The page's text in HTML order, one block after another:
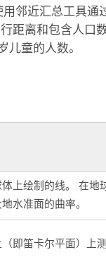
邻近汇总工具通
距离和包含人口
儿童的人数。
上绘制的线。 在地
水准面的曲率。
即笛卡尔平面）上